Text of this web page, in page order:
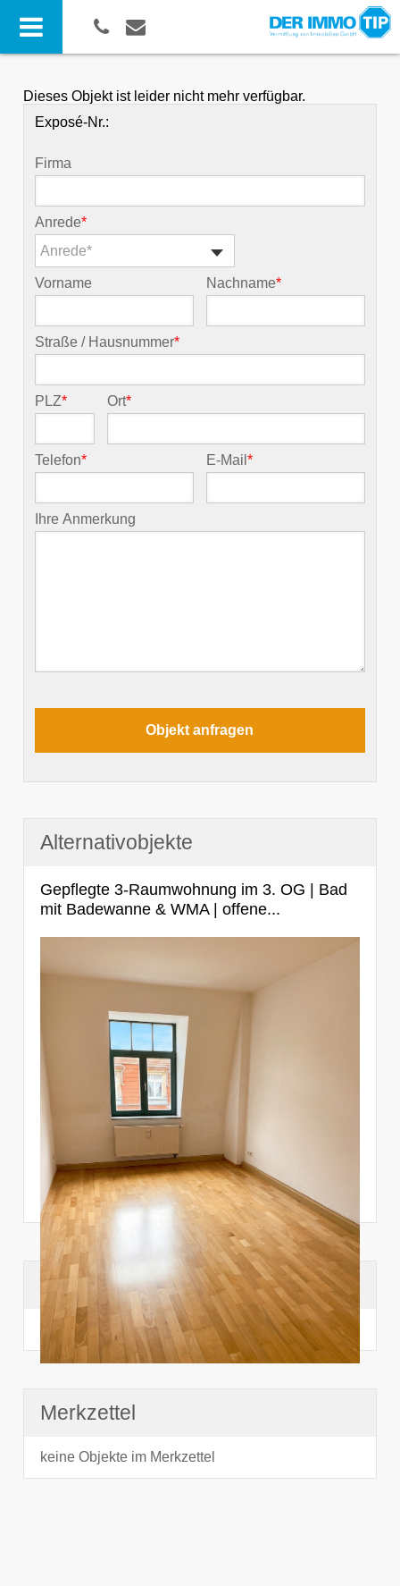
Dieses Objekt ist leider nicht mehr verfügbar.
Exposé-Nr.:
Firma
Anrede*
Anrede*
Vorname Nachname*
Straße / Hausnummer*
PLZ* Ort*
Telefon* E-Mail*
Ihre Anmerkung
Alternativobjekte
Gepflegte 3-Raumwohnung im 3. OG | Bad
mit Badewanne & WMA | offene...
Suchhistorie
noch nichts angesehen
Merkzettel
keine Objekte im Merkzettel